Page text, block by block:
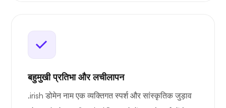
बहुमुखी प्रतिभा और लचीलापन
.irish डोमेन नाम एक व्यक्तिगत स्पर्श और सांस्कृतिक जुड़ाव